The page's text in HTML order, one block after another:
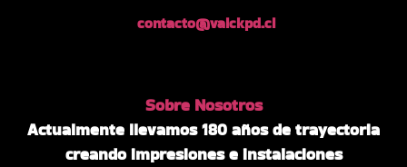
contacto@valckpd.cl
Sobre Nosotros
Actualmente llevamos 180 años de trayectoria
creando impresiones e instalaciones